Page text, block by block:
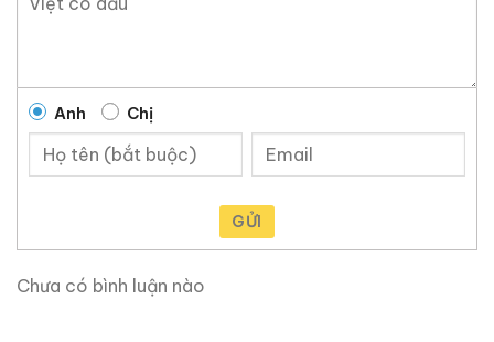
700ml / 40%
Zalo
Tại sao tin tưởngruouxachtay.com?
là trang web nói về rượu ngoại:
rượu whisky, rượu brandy, rượu rum,… Cho dù bạn
muốn biết về nguồn gốc của một loại rượu whisky cụ
thể, hoặc hương vị và lịch sử đi kèm với nó, trang web
Anh Chị
GỬI
Chưa có bình luận nào